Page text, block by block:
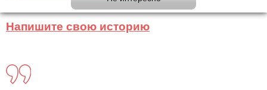
Напишите свою историю